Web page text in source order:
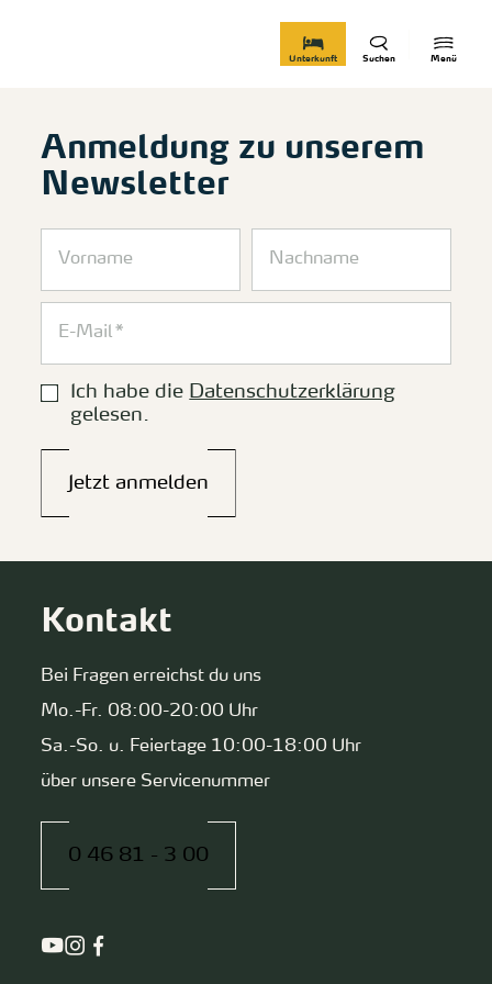
Menü
Suchen
Unterkunft
Anmeldung zu unserem
Newsletter
Ich habe die Datenschutzerklärung
gelesen.
Jetzt anmelden
Kontakt
Bei Fragen erreichst du uns
Mo.-Fr. 08:00-20:00 Uhr
Sa.-So. u. Feiertage 10:00-18:00 Uhr
über unsere Servicenummer
0 46 81 - 3 00